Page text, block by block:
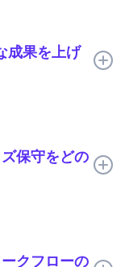
がサポートす
数」といった用語
成果を上げ
保守をどの
クフローの